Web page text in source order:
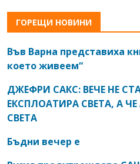
ГОРЕЩИ НОВИНИ
Във Варна представиха
което живеем“
ДЖЕФРИ САКС: ВЕЧЕ НЕ
ЕКСПЛОАТИРА СВЕТА, А
СВЕТА
Бъдни вечер е